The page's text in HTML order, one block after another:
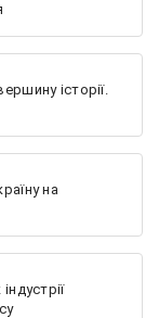
історії.
на